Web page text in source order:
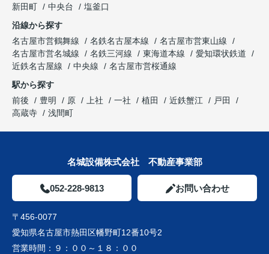
新田町
中央台
塩釜口
沿線から探す
名古屋市営鶴舞線
名鉄名古屋本線
名古屋市営東山線
名古屋市営名城線
名鉄三河線 東海道本線
愛知環状鉄道
近鉄名古屋線
中央線
名古屋市営桜通線
駅から探す
前後
豊明 原 上社 一社 植田 近鉄蟹江
戸田
高蔵寺
浅間町
名城設備株式会社 不動産事業部
052-228-9813 お問い合わせ
〒456-0077
愛知県名古屋市熱田区幡野町12番10号2
営業時間： ９：００～１８：００